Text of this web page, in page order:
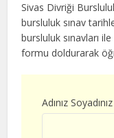
Sivas Divriği
bursluluk sınav
bursluluk sınavları
formu doldurarak
Adınız Soyadınız